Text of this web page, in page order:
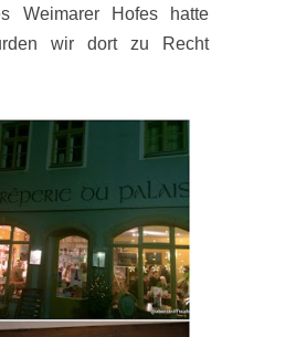
Weimarer Hofes hatte
wir dort zu Recht